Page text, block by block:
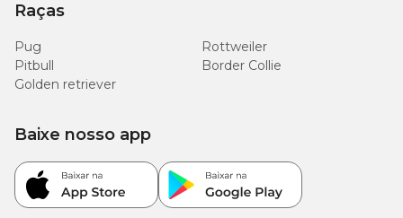
Raças
Pug
Rottweiler
Pitbull
Border Collie
Golden retriever
Baixe nosso app